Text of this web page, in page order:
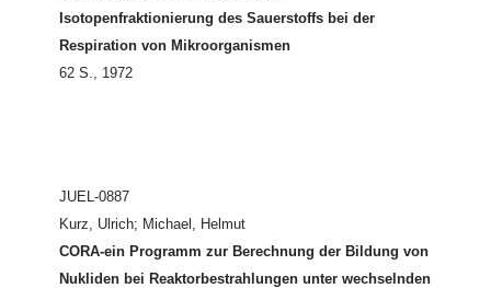
Isotopenfraktionierung des Sauerstoffs bei der
Respiration von Mikroorganismen
62 S., 1972
JUEL-0887
Kurz, Ulrich; Michael, Helmut
CORA-ein Programm zur Berechnung der Bildung von
Nukliden bei Reaktorbestrahlungen unter wechselnden